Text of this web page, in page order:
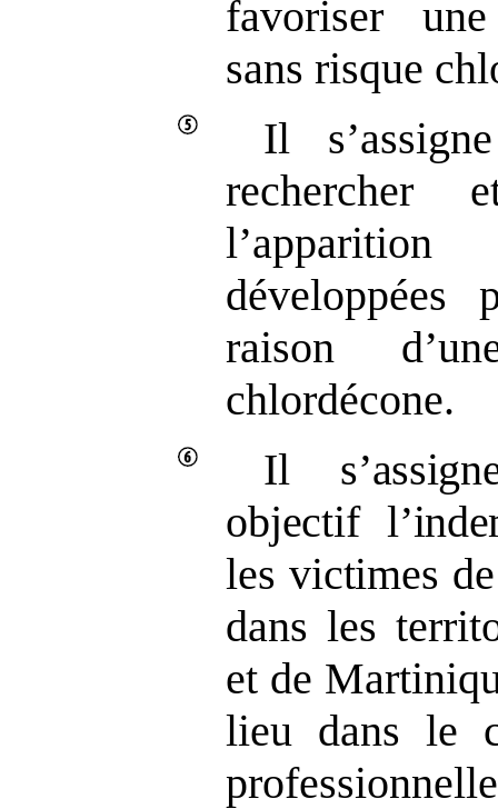
favoriser
sans risque
Il
rechercher
développées
raison
chlordécone.
Il
objectif
les victimes
dans les
et de
lieu dans le